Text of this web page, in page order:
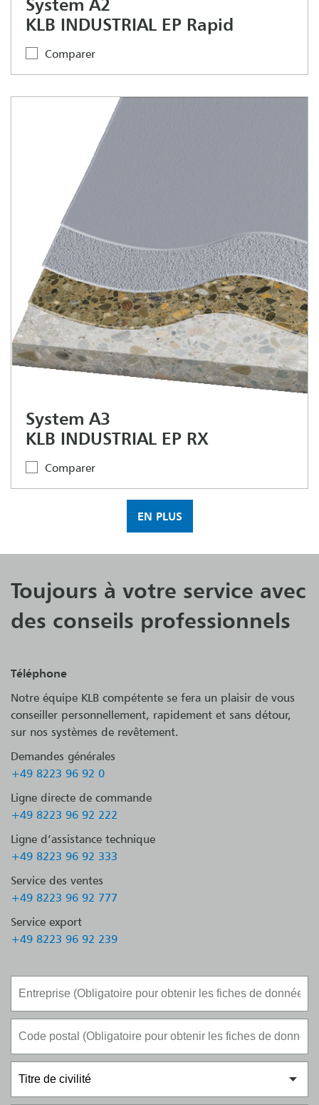
KLB INDUSTRIAL EP Rapid
Comparer
System A3
KLB INDUSTRIAL EP RX
Comparer
EN PLUS
Toujours à votre service avec
des conseils professionnels
Téléphone
Notre équipe KLB compétente se fera un plaisir de vous
conseiller personnellement, rapidement et sans détour,
sur nos systèmes de revêtement.
Demandes générales
+49 8223 96 92 0
Ligne directe de commande
+49 8223 96 92 222
Ligne d’assistance technique
+49 8223 96 92 333
Service des ventes
+49 8223 96 92 777
Service export
+49 8223 96 92 239